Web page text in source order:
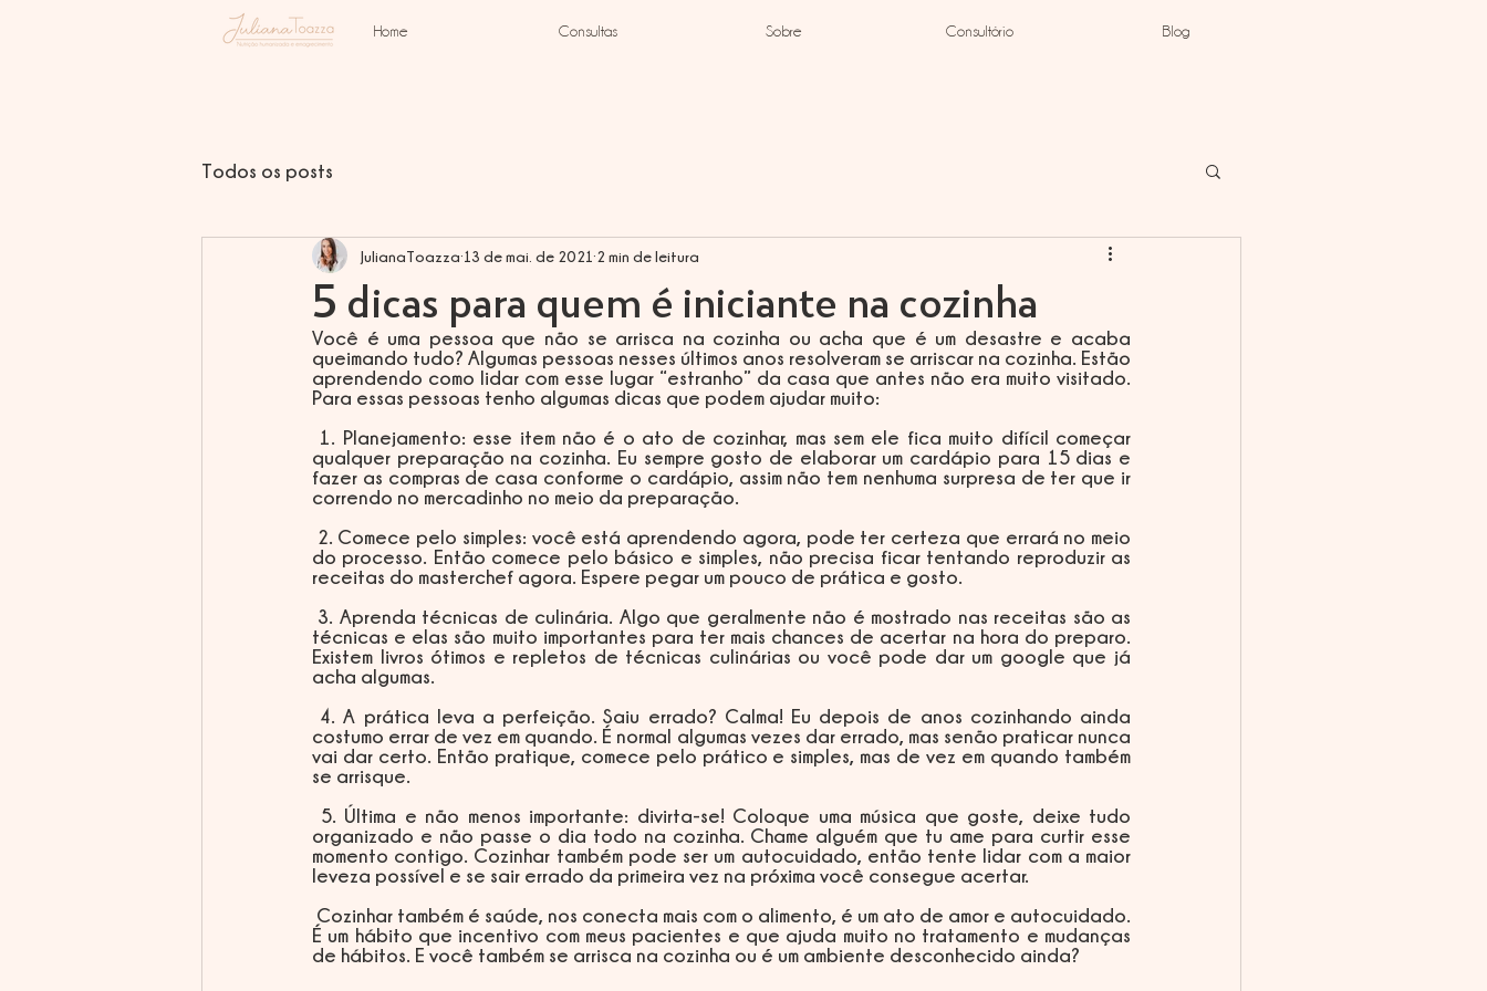
Home Consultas Sobre Consultório Blog
Todos os posts
5 dicas para quem é iniciante na cozinha
JulianaToazza 13 de mai. de 2021 2 min de leitura
Você é uma pessoa que não se arrisca na cozinha ou acha que é um desastre e acaba
queimando tudo? Algumas pessoas nesses últimos anos resolveram se arriscar na cozinha. Estão
aprendendo como lidar com esse lugar “estranho” da casa que antes não era muito visitado.
Para essas pessoas tenho algumas dicas que podem ajudar muito:
qualquer preparação na cozinha. Eu sempre gosto de elaborar um cardápio para 15 dias e
fazer as compras de casa conforme o cardápio, assim não tem nenhuma surpresa de ter que ir
correndo no mercadinho no meio da preparação.
do processo. Então comece pelo básico e simples, não precisa ficar tentando reproduzir as
receitas do masterchef agora. Espere pegar um pouco de prática e gosto.
técnicas e elas são muito importantes para ter mais chances de acertar na hora do preparo.
Existem livros ótimos e repletos de técnicas culinárias ou você pode dar um google que já
acha algumas.
costumo errar de vez em quando. É normal algumas vezes dar errado, mas senão praticar nunca
vai dar certo. Então pratique, comece pelo prático e simples, mas de vez em quando também
se arrisque.
organizado e não passe o dia todo na cozinha. Chame alguém que tu ame para curtir esse
momento contigo. Cozinhar também pode ser um autocuidado, então tente lidar com a maior
leveza possível e se sair errado da primeira vez na próxima você consegue acertar.
É um hábito que incentivo com meus pacientes e que ajuda muito no tratamento e mudanças
de hábitos. E você também se arrisca na cozinha ou é um ambiente desconhecido ainda?